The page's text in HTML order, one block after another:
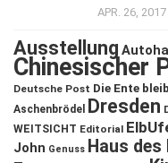
APR. 26, 2017
Ausstellung
Chinesischer
Deutsche Post Die Ente
Aschenbrödel
Dresden
WEITSICHT Editorial
John Genuss Haus des